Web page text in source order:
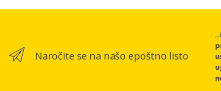
Naročite se na našo epoštno listo